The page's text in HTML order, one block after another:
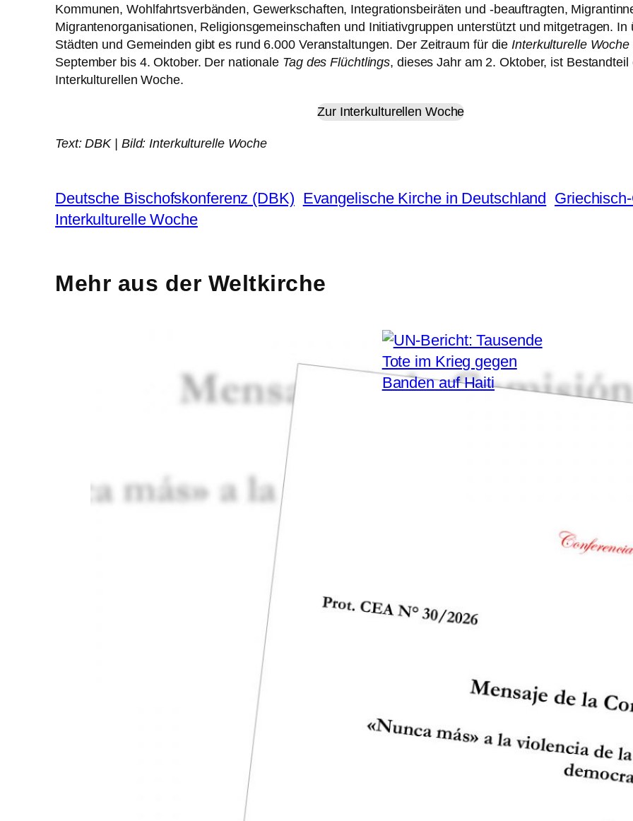
Kommunen, Wohlfahrtsverbänden, Gewerkschaften, Integrationsbeiräten und -beauftragten,
Migrantenorganisationen, Religionsgemeinschaften und Initiativgruppen unterstützt und mitgetragen. In
Städten und Gemeinden gibt es rund 6.000 Veranstaltungen. Der Zeitraum für dieInterkulturelle Woche
September bis 4. Oktober. Der nationale Tag des Flüchtlings, dieses Jahr am 2. Oktober, ist Bestandteil
Interkulturellen Woche.
Zur Interkulturellen Woche
Text: DBK | Bild: Interkulturelle Woche
Deutsche Bischofskonferenz (DBK) Evangelische Kirche in Deutschland
Interkulturelle Woche
Mehr aus der Weltkirche
In großen Teilen des Karibikstaat
Kriminellen ganze Gebiete. Aber
auch Teile der Sicherheitskräfte
Bericht:
Tausende
1–2 Minuten